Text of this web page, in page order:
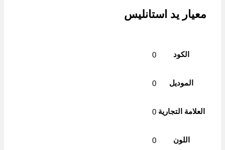
معيار يد استانليس
الكود 0
الموديل 0
العلامة التجارية 0
اللون 0